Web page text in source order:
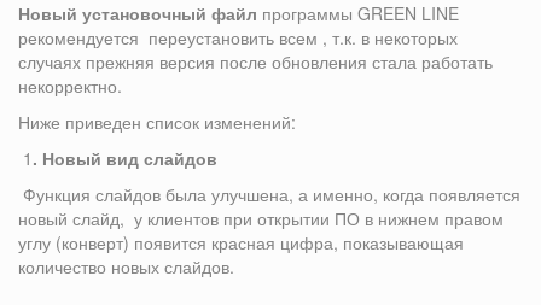
Новый установочный файл программы GREEN LINE
рекомендуется переустановить всем , т.к. в некоторых
случаях прежняя версия после обновления стала работать
некорректно.
Ниже приведен список изменений:
1 . Новый вид слайдов
Функция слайдов была улучшена, а именно, когда появляется
новый слайд, у клиентов при открытии ПО в нижнем правом
углу (конверт) появится красная цифра, показывающая
количество новых слайдов.